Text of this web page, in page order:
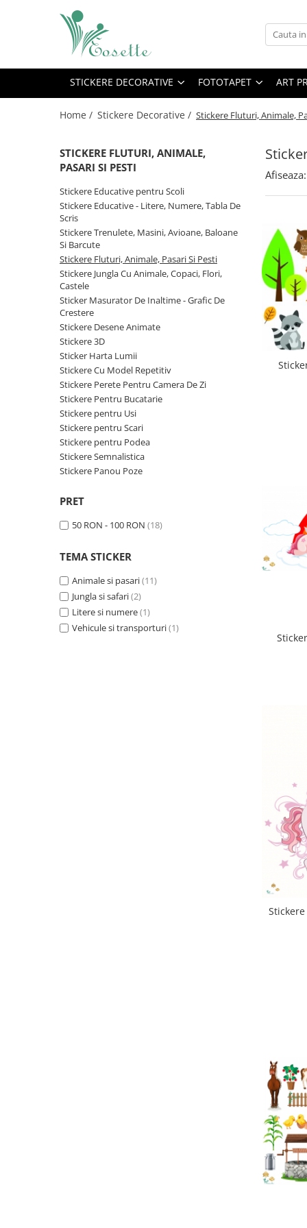
Stickere Decorative
Stickere Educative - Litere,
Numere, Tabla De Scris
Stickere Fluturi, Animale, Pasari Si
Stickere Jungla Cu Animale, Copaci,
Flori, Castele
Sticker Masurator De Inaltime -
Grafic De Crestere
Stickere Desene Animate
Stickere 3D
Sticker Harta Lumii
Stickere Cu Model Repetitiv
Stickere Perete Pentru Camera De
Stickere Pentru Bucatarie
Stickere pentru Usi
Stickere pentru Scari
Stickere pentru Podea
Stickere Semnalistica
Stickere Panou Poze
Fototapet Design
Fototapet Floral
Fototapet Urban
STICKERE DECORATIVE FOTOTAPET ART
Home / Stickere Decorative / Stickere Fluturi, Animale,
STICKERE FLUTURI, ANIMALE,
PASARI SI PESTI
Stickere Educative pentru Scoli
Stickere Educative - Litere, Numere, Tabla De
Scris
Stickere Trenulete, Masini, Avioane, Baloane
Si Barcute
Stickere Fluturi, Animale, Pasari Si Pesti
Stickere Jungla Cu Animale, Copaci, Flori,
Castele
Sticker Masurator De Inaltime - Grafic De
Crestere
Stickere Desene Animate
Stickere 3D
Sticker Harta Lumii
Stickere Cu Model Repetitiv
Stickere Perete Pentru Camera De Zi
Stickere Pentru Bucatarie
Stickere pentru Usi
Stickere pentru Scari
Stickere pentru Podea
Stickere Semnalistica
Stickere Panou Poze
PRET
50 RON - 100 RON (18)
TEMA STICKER
Animale si pasari(11)
Jungla si safari(2)
Litere si numere(1)
Vehicule si transporturi(1)
Afiseaza: